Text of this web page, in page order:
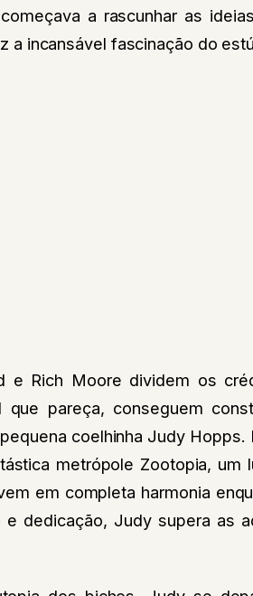
a rascunhar as
a incansável fascinação do
e Rich Moore dividem os
pareça, conseguem
coelhinha Judy
metrópole Zootopia, um
em completa harmonia
dedicação, Judy supera as